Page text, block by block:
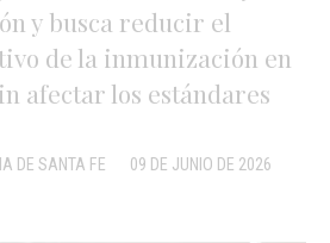
y busca reducir el
de la inmunización en
afectar los estándares
09 DE JUNIO DE 2026
DE SANTA FE